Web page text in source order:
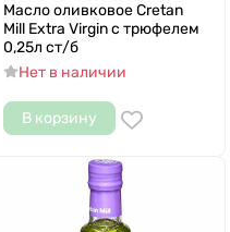
Масло оливковое Cretan
Mill Extra Virgin с трюфелем
0,25л ст/б
Нет в наличии
В корзину